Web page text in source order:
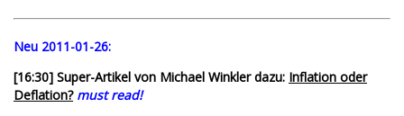
Neu 2011-01-26:
[16:30] Super-Artikel von Michael Winkler dazu: Inflation oder
Deflation? must read!